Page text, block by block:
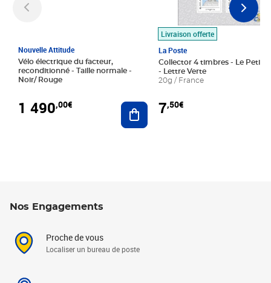
Nouvelle Attitude
Vélo électrique du facteur,
reconditionné - Taille normale -
Noir/ Rouge
1 490,00€ Ajouter au panier
Livraison offerte
La Poste
Collector 4 timbres - Le Petit
- Lettre Verte
20g / France
7,50€
Nos Engagements
Proche de vous
Localiser un bureau de poste